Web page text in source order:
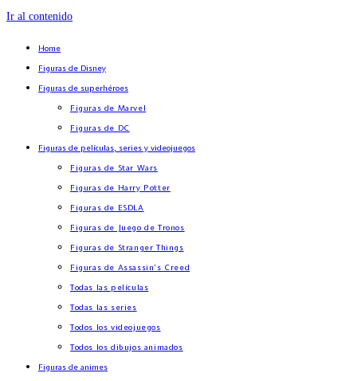
Ir al contenido
Home
Figuras de Disney
Figuras de superhéroes
Figuras de Marvel
Figuras de DC
Figuras de películas, series y videojuegos
Figuras de Star Wars
Figuras de Harry Potter
Figuras de ESDLA
Figuras de Juego de Tronos
Figuras de Stranger Things
Figuras de Assassin’s Creed
Todas las películas
Todas las series
Todos los videojuegos
Todos los dibujos animados
Figuras de animes